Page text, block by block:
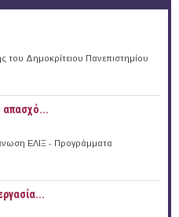
του Δημοκρίτειου Πανεπιστημίου
απασχό...
ΕΛΙΞ - Προγράμματα